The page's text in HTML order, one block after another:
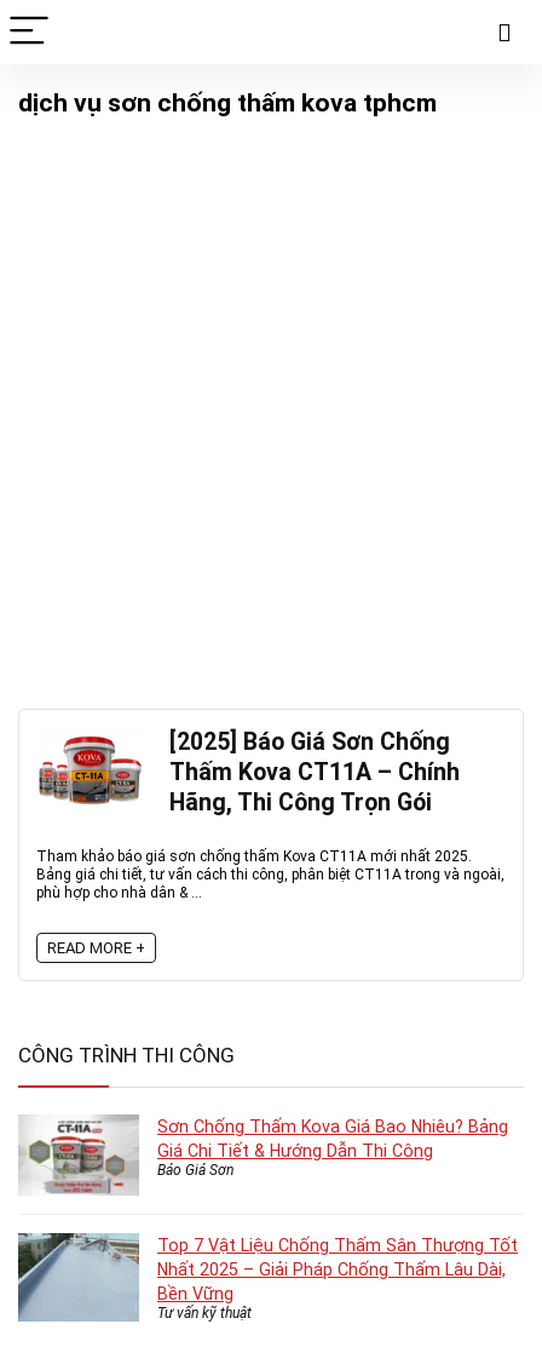
dịch vụ sơn chống thấm kova tphcm
[2025] Báo Giá Sơn Chống
Thấm Kova CT11A – Chính
Hãng, Thi Công Trọn Gói
Tham khảo báo giá sơn chống thấm Kova CT11A mới nhất 2025.
Bảng giá chi tiết, tư vấn cách thi công, phân biệt CT11A trong và ngoài,
phù hợp cho nhà dân & ...
READ MORE +
CÔNG TRÌNH THI CÔNG
Sơn Chống Thấm Kova Giá Bao Nhiêu? Bảng
Giá Chi Tiết & Hướng Dẫn Thi Công
Báo Giá Sơn
Top 7 Vật Liệu Chống Thấm Sân Thượng Tốt
Nhất 2025 – Giải Pháp Chống Thấm Lâu Dài,
Bền Vững
Tư vấn kỹ thuật